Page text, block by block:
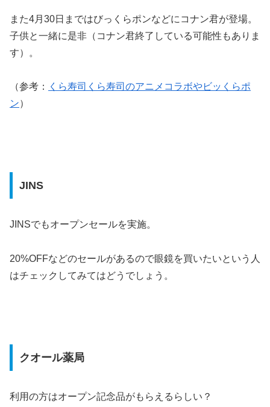
また4月30日まではびっくらポンなどにコナン君が登場。
子供と一緒に是非（コナン君終了している可能性もありま
す）。
（参考：
くら寿司くら寿司のアニメコラボやビッくらポ
ン）
JINS
JINSでもオープンセールを実施。
20%OFFなどのセールがあるので眼鏡を買いたいという人
はチェックしてみてはどうでしょう。
クオール薬局
利用の方はオープン記念品がもらえるらしい？